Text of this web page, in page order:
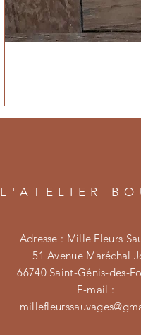
L'ATELIER
Adresse : Mille Fleurs
51 Avenue Maréchal
66740 Saint-Génis-des-
E-mail :